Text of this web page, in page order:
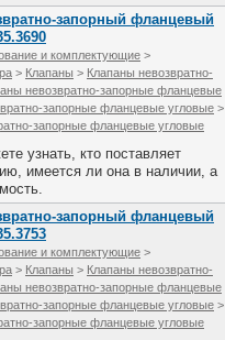
запорный фланцевый
и комплектующие >
> Клапаны > Клапаны невозвратно-
невозвратно-запорные фланцевые
запорные фланцевые угловые >
запорные фланцевые угловые
узнать, кто поставляет
имеется ли она в наличии, а
запорный фланцевый
и комплектующие >
> Клапаны > Клапаны невозвратно-
невозвратно-запорные фланцевые
запорные фланцевые угловые >
запорные фланцевые угловые